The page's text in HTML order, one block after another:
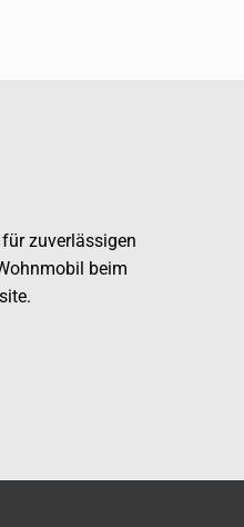
zuverlässigen
beim